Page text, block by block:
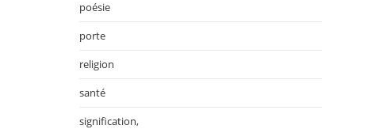
poésie
porte
religion
santé
signification,